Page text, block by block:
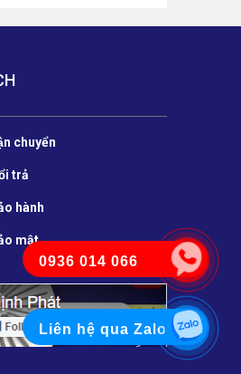
chuyển
trả
hành
mật
0936 014 066
Liên hệ qua Zalo